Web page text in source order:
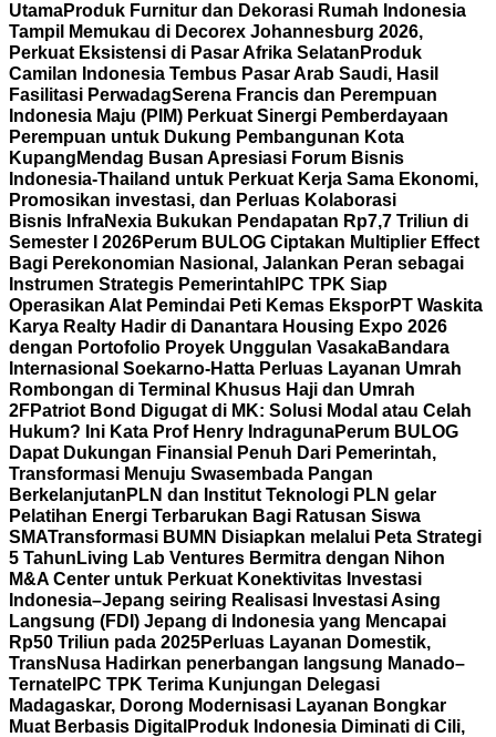
UtamaProduk Furnitur dan Dekorasi Rumah Indonesia
Tampil Memukau di Decorex Johannesburg 2026,
Perkuat Eksistensi di Pasar Afrika Selatan Produk
Camilan Indonesia Tembus Pasar Arab Saudi, Hasil
Fasilitasi PerwadagSerena Francis dan Perempuan
Indonesia Maju (PIM) Perkuat Sinergi Pemberdayaan
Perempuan untuk Dukung Pembangunan Kota
Kupang Mendag Busan Apresiasi Forum Bisnis
Indonesia-Thailand untuk Perkuat Kerja Sama Ekonomi,
Promosikan investasi, dan Perluas Kolaborasi
Bisnis InfraNexia Bukukan Pendapatan Rp7,7 Triliun di
Semester I 2026Perum BULOG Ciptakan Multiplier Effect
Bagi Perekonomian Nasional, Jalankan Peran sebagai
Instrumen Strategis Pemerintah IPC TPK Siap
Operasikan Alat Pemindai Peti Kemas EksporPT Waskita
Karya Realty Hadir di Danantara Housing Expo 2026
dengan Portofolio Proyek Unggulan VasakaBandara
Internasional Soekarno-Hatta Perluas Layanan Umrah
Rombongan di Terminal Khusus Haji dan Umrah
2FPatriot Bond Digugat di MK: Solusi Modal atau Celah
Hukum? Ini Kata Prof Henry IndragunaPerum BULOG
Dapat Dukungan Finansial Penuh Dari Pemerintah,
Transformasi Menuju Swasembada Pangan
Berkelanjutan PLN dan Institut Teknologi PLN gelar
Pelatihan Energi Terbarukan Bagi Ratusan Siswa
SMATransformasi BUMN Disiapkan melalui Peta Strategi
5 Tahun Living Lab Ventures Bermitra dengan Nihon
M&A Center untuk Perkuat Konektivitas Investasi
Indonesia–Jepang seiring Realisasi Investasi Asing
Langsung (FDI) Jepang di Indonesia yang Mencapai
Rp50 Triliun pada 2025Perluas Layanan Domestik,
TransNusa Hadirkan penerbangan langsung Manado–
Ternate IPC TPK Terima Kunjungan Delegasi
Madagaskar, Dorong Modernisasi Layanan Bongkar
Muat Berbasis Digital Produk Indonesia Diminati di Cili,